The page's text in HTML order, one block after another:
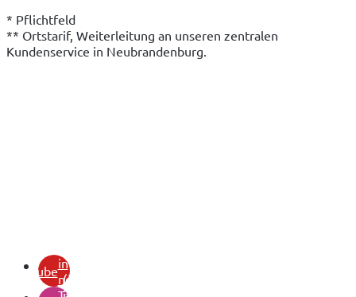
* Pflichtfeld
** Ortstarif, Weiterleitung an unseren zentralen
Kundenservice in Neubrandenburg.
youtubein
neuem
(öffnet